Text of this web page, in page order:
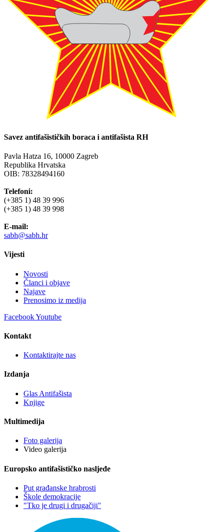
Savez antifašističkih boraca i antifašista RH
Pavla Hatza 16, 10000 Zagreb
Republika Hrvatska
OIB: 78328494160
Telefoni:
(+385 1) 48 39 996
(+385 1) 48 39 998
E-mail:
sabh@sabh.hr
Vijesti
Novosti
Članci i objave
Najave
Prenosimo iz medija
FacebookYoutube
Kontakt
Kontaktirajte nas
Izdanja
Glas Antifašista
Knjige
Multimedija
Foto galerija
Video galerija
Europsko antifašističko nasljeđe
Put građanske hrabrosti
Škole demokracije
"Tko je drugi i drugačiji"